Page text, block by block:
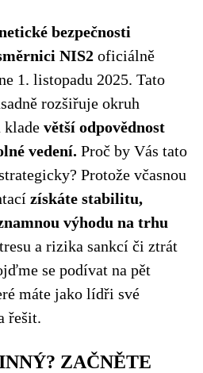
bezpečnosti
NIS2 oficiálně
1. listopadu 2025. Tato
rozšiřuje okruh
klade větší odpovědnost
vedení. Proč by Vás tato
Protože včasnou
získáte stabilitu,
výhodu na trhu
a rizika sankcí či ztrát
se podívat na pět
máte jako lídři své
řešit.
ZAČNĚTE